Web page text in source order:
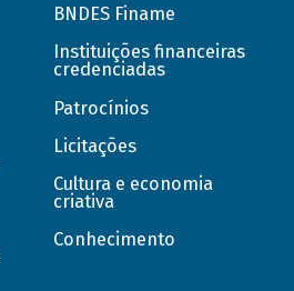
BNDES Finame
Instituições financeiras
credenciadas
Patrocínios
Licitações
Cultura e economia
criativa
Conhecimento